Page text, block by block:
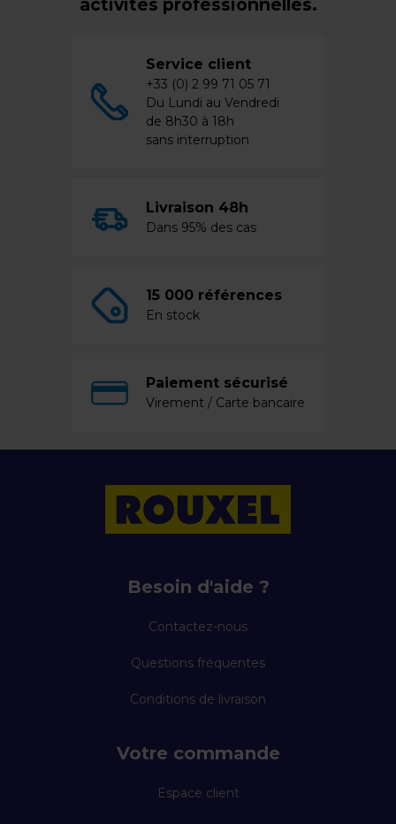
activités professionnelles.
Service client
+33 (0) 2 99 71 05 71
Du Lundi au Vendredi
de 8h30 à 18h
sans interruption
Livraison 48h
Dans 95% des cas
15 000 références
En stock
Paiement sécurisé
Virement / Carte bancaire
Besoin d'aide ?
Contactez-nous
Questions fréquentes
Conditions de livraison
Votre commande
Espace client